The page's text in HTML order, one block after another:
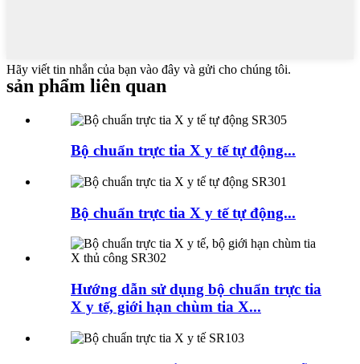
Hãy viết tin nhắn của bạn vào đây và gửi cho chúng tôi.
sản phẩm liên quan
Bộ chuẩn trực tia X y tế tự động...
Bộ chuẩn trực tia X y tế tự động...
Hướng dẫn sử dụng bộ chuẩn trực tia
X y tế, giới hạn chùm tia X...